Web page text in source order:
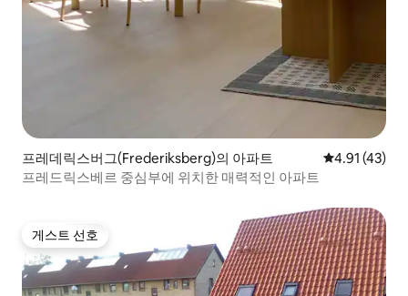
프레데릭스버그(Frederiksberg)의 아파트 평점 4.91점
4.91 (43)
프레드릭스베르 중심부에 위치한 매력적인 아파트
게스트 선호
게스트 선호